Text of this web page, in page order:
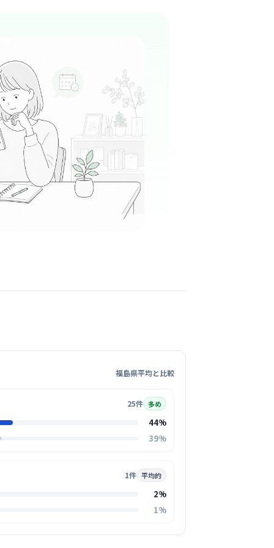
気になる
人太田綜合病院附属太田西ノ内病
田駅周辺
急」を実践しているため、スタッフ全員がテ
非常に活気ある現場です。忙しさの中にも充
すね。
消化器内科
気になる
院
福島県平均と比較
25件 多め
44%
39%
1件 平均的
2%
1%